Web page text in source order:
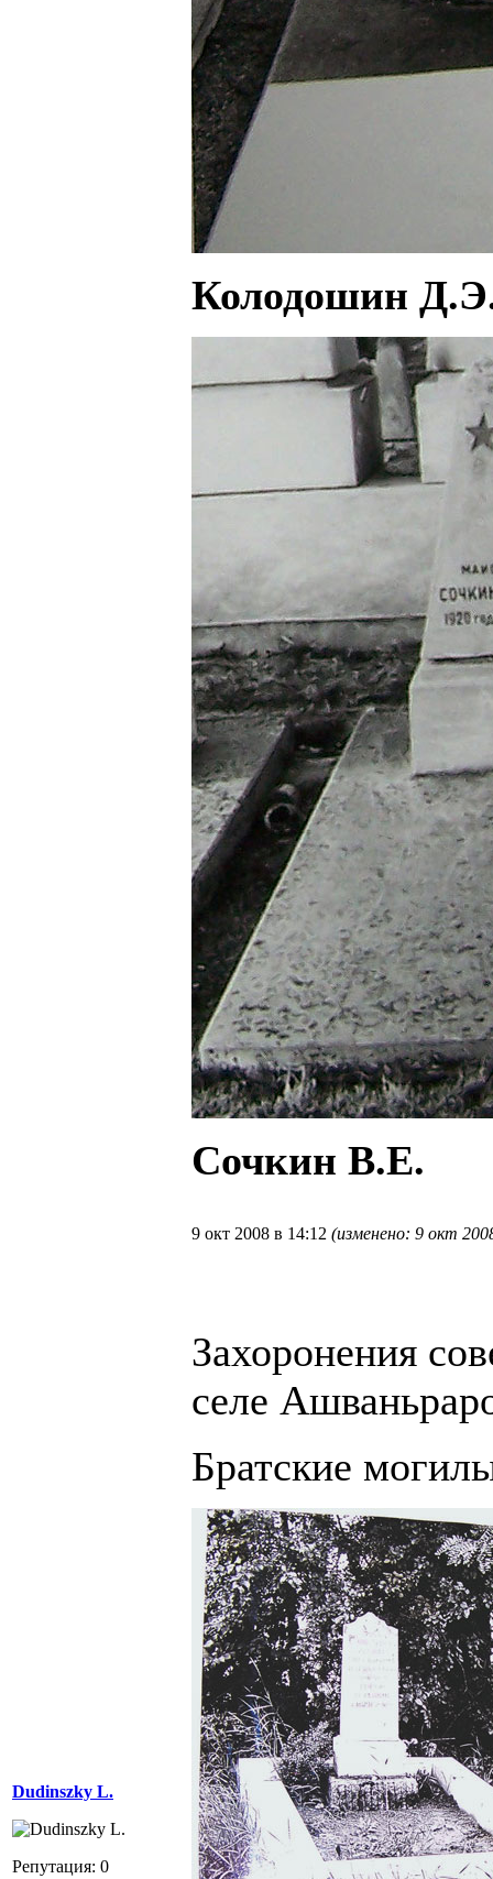
Колодошин
Сочкин В.Е.
Dudinszky L.
Репутация: 0
9 окт 2008 в 14:12 (изменено: 9 окт
Захоронения
селе
Братские